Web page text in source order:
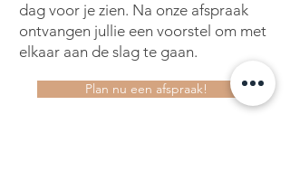
dag voor je zien. Na onze afspraak
ontvangen jullie een voorstel om met
elkaar aan de slag te gaan.
Plan nu een afspraak!